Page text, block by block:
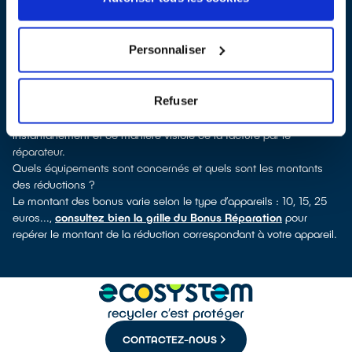
Personnaliser
Refuser
découvrirez pour quels types d’appareils ce professionnel a
obtenu le label. Congélateur, lave-linge, petit électroménager, TV,
son réparateur spécialisé et labellisé QualiRépar.
Consulter l’annuaire
Comment bénéficier du Bonus Réparation à Mesnil-Roc'h ?
Le Bonus Réparation est en vigueur chez tous les professionnels
de la réparation ayant obtenu le label QualiRépar. Il est déduit
instantanément et de manière visible de la facture par le
réparateur.
Quels équipements sont concernés et quels sont les montants
des réductions ?
Le montant des bonus varie selon le type d’appareils : 10, 15, 25
euros..., consultez bien la grille du Bonus Réparation pour
repérer le montant de la réduction correspondant à votre appareil.
CONTACTEZ-NOUS